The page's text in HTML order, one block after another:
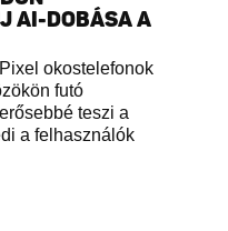
AI-DOBÁSA A
okostelefonok
futó
teszi a
a felhasználók